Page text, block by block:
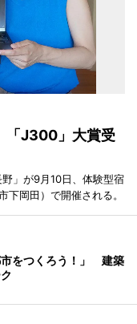
「J300」大賞受
」が9月10日、体験型宿
下岡田）で開催される。
市をつくろう！」 建築